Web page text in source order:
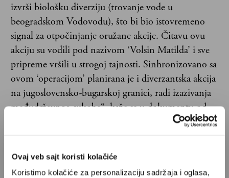
Ovaj veb sajt koristi kolačiće
Koristimo kolačiće za personalizaciju sadržaja i oglasa,
izvrši biološku diverziju (trovanje vode u
beogradskom Vodovodu), što bi bio istovremeno
signal za otpočinjanje oružane akcije. Čitavu ovu
akciju su vodili pod nazivom ‘Volsin Matilda’ i sve
pripreme vršili u strogoj tajnosti. Sinhronizovano sa
ovom ‘operacijom’ planirana je i diverzantska akcija
na jugoslovensko-bugarskoj granici, radi izazivanja
međudržavnog sukoba“, kaže se u dokumentu od
10. jula 1972. koji je predočen Savetu za državnu